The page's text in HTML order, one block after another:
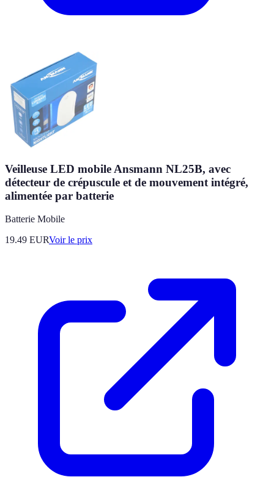
Veilleuse LED mobile Ansmann NL25B, avec
détecteur de crépuscule et de mouvement intégré,
alimentée par batterie
Batterie Mobile
19.49 EURVoir le prix